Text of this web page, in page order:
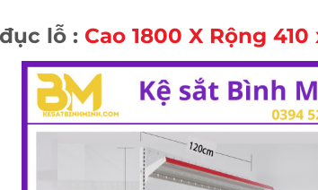
lỗ : Cao 1800 X Rộng